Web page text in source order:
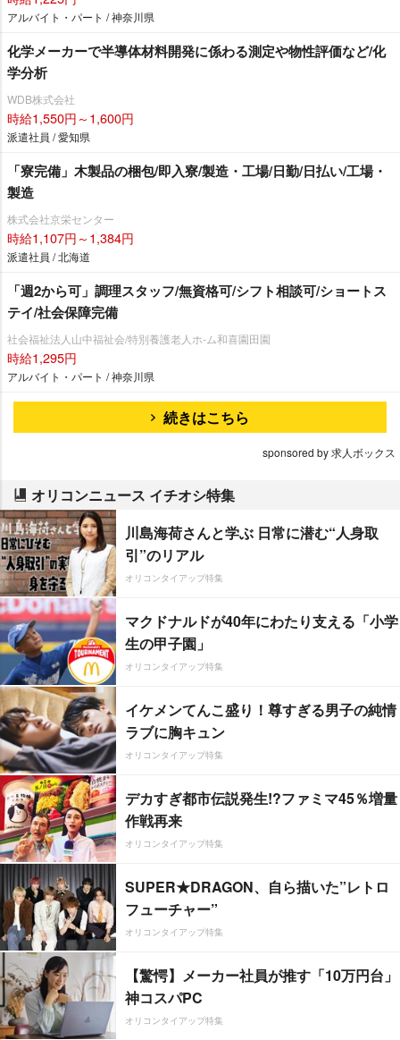
アルバイト・パート / 神奈川県
化学メーカーで半導体材料開発に係わる測定や物性評価など/化
学分析
WDB株式会社
時給1,550円～1,600円
派遣社員 / 愛知県
「寮完備」木製品の梱包/即入寮/製造・工場/日勤/日払い/工場・
製造
株式会社京栄センター
時給1,107円～1,384円
派遣社員 / 北海道
「週2から可」調理スタッフ/無資格可/シフト相談可/ショートス
テイ/社会保障完備
社会福祉法人山中福祉会/特別養護老人ホ-ム和喜園田園
時給1,295円
アルバイト・パート / 神奈川県
続きはこちら
sponsored by 求人ボックス
オリコンニュース イチオシ特集
川島海荷さんと学ぶ 日常に潜む“人身取
引”のリアル
オリコンタイアップ特集
マクドナルドが40年にわたり支える「小学
生の甲子園」
オリコンタイアップ特集
イケメンてんこ盛り！尊すぎる男子の純情
ラブに胸キュン
オリコンタイアップ特集
デカすぎ都市伝説発生!?ファミマ45％増量
作戦再来
オリコンタイアップ特集
SUPER★DRAGON、自ら描いた”レトロ
フューチャー”
オリコンタイアップ特集
【驚愕】メーカー社員が推す「10万円台」
神コスパPC
オリコンタイアップ特集